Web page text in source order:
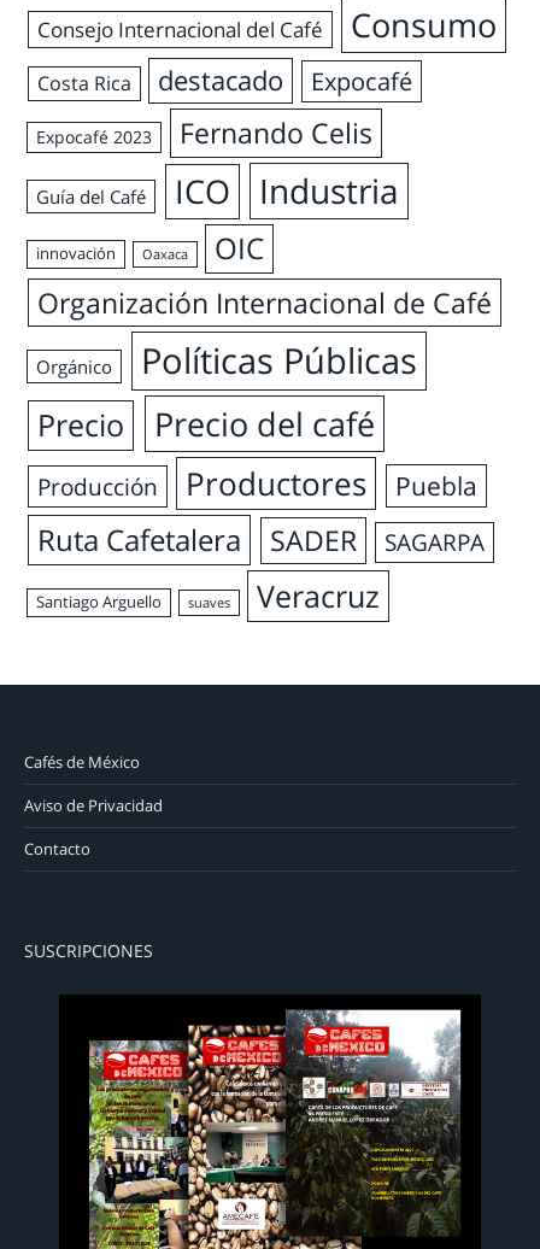
Consejo Internacional del Café Consumo
Costa Rica destacado Expocafé
Expocafé 2023 Fernando Celis
Guía del Café ICO Industria
innovación Oaxaca
OIC
Organización Internacional de Café
Orgánico Políticas Públicas
Precio Precio del café
Producción Productores Puebla
Ruta Cafetalera SADER SAGARPA
Santiago Arguello suaves Veracruz
Cafés de México
Aviso de Privacidad
Contacto
SUSCRIPCIONES